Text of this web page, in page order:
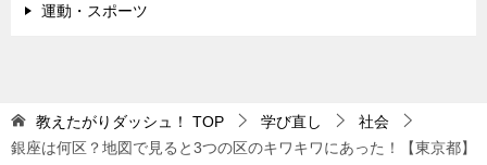
運動・スポーツ
教えたがりダッシュ！ TOP 学び直し
社会
銀座は何区？地図で見ると3つの区のキワキワにあった！【東京都】